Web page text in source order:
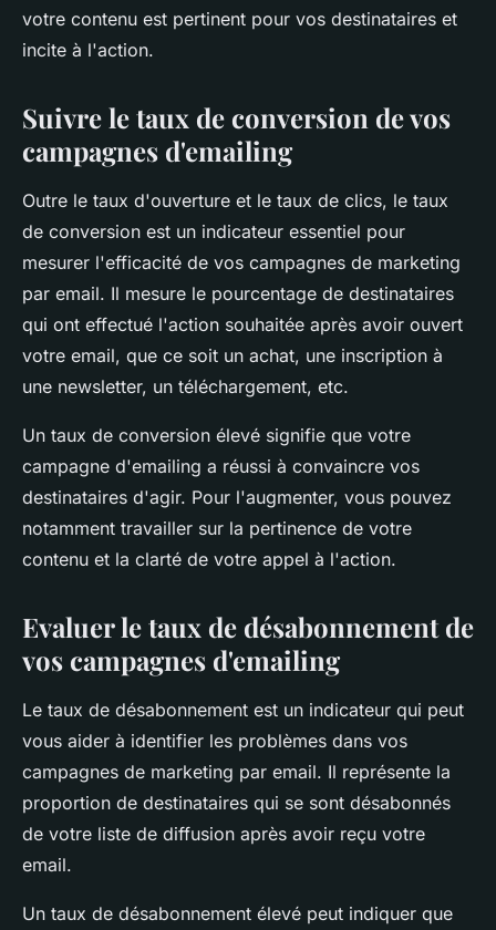
votre contenu est pertinent pour vos destinataires et
incite à l'action.
Suivre le taux de conversion de vos
campagnes d'emailing
Outre le taux d'ouverture et le taux de clics, le taux
de conversion est un indicateur essentiel pour
mesurer l'efficacité de vos campagnes de marketing
par email. Il mesure le pourcentage de destinataires
qui ont effectué l'action souhaitée après avoir ouvert
votre email, que ce soit un achat, une inscription à
une newsletter, un téléchargement, etc.
Un taux de conversion élevé signifie que votre
campagne d'emailing a réussi à convaincre vos
destinataires d'agir. Pour l'augmenter, vous pouvez
notamment travailler sur la pertinence de votre
contenu et la clarté de votre appel à l'action.
Evaluer le taux de désabonnement de
vos campagnes d'emailing
Le taux de désabonnement est un indicateur qui peut
vous aider à identifier les problèmes dans vos
campagnes de marketing par email. Il représente la
proportion de destinataires qui se sont désabonnés
de votre liste de diffusion après avoir reçu votre
email.
Un taux de désabonnement élevé peut indiquer que